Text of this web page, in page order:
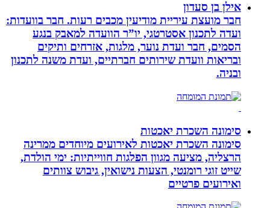
אילן בן סעדון
חבר מועצת עיריית מודיעין מכבים רעות. חבר בוועדות:
ועדה לתכנון אסטרטגי, יו”ר הוועדה למאבק בנגע
הסמים, חבר ועדת נוער, מלגות, אזרחים ותיקים
ובריאות וועדת שירותים חברתיים, ועדת משנה לתכנון
סימונה השכרת יאכטות
סימונה השכרת יאכטות לאירועים מיוחדים ממרינה
הרצליה, מציעה מגוון הפלגות חווייתיות: ימי הולדת,
שייט זוגי רומנטי, הצעות נישואין, גיבוש צוותים
ואירועים פרטיים